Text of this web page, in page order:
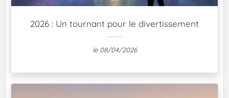
2026 : Un tournant pour le divertissement
le 08/04/2026